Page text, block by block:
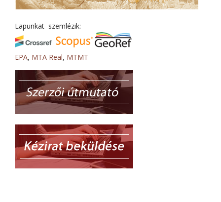
Lapunkat szemlézik:
EPA, MTA Real, MTMT